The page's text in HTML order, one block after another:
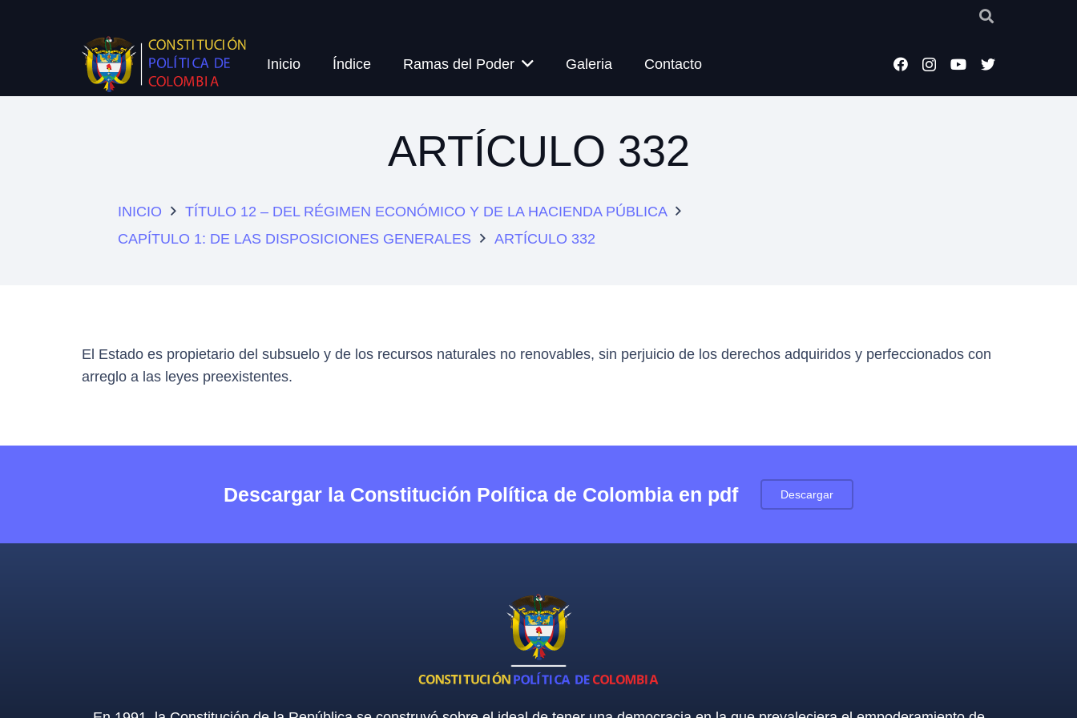
Inicio Índice Ramas del Poder Galeria Contacto
ARTÍCULO 332
INICIO
TÍTULO 12 – DEL RÉGIMEN ECONÓMICO Y DE LA HACIENDA PÚBLICA
CAPÍTULO 1: DE LAS DISPOSICIONES GENERALES
ARTÍCULO 332
El Estado es propietario del subsuelo y de los recursos naturales no renovables, sin perjuicio de los derechos adquiridos y perfeccionados con
arreglo a las leyes preexistentes.
Descargar la Constitución Política de Colombia en pdf Descargar